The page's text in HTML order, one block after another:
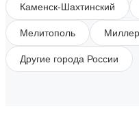
Каменск-Шахтинский
Мелитополь
Другие города России